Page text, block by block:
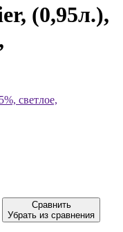
(0,95л.),
Сравнить
Убрать из сравнения